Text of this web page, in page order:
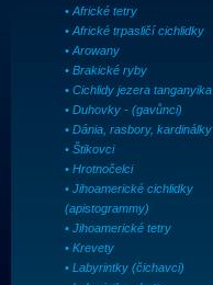
• Africké tetry
• Africké trpasličí cichlidky
• Arowany
• Brakické ryby
• Cichlidy jezera tanganyika
• Duhovky - (gavůnci)
• Dánia, rasbory, kardinálky
• Štikovci
• Hrotnočelci
• Jihoamerické cichlidky
(apistogrammy)
• Jihoamerické tetry
• Krevety
• Labyrintky (čichavci)